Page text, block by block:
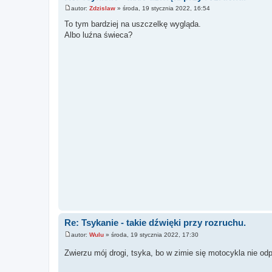
o
s
autor: Zdzislaw » środa, 19 stycznia 2022, 16:54
To tym bardziej na uszczelkę wygląda.
Albo luźna świeca?
Re: Tsykanie - takie dźwięki przy rozruchu.
s
autor: Wulu » środa, 19 stycznia 2022, 17:30
Zwierzu mój drogi, tsyka, bo w zimie się motocykla nie